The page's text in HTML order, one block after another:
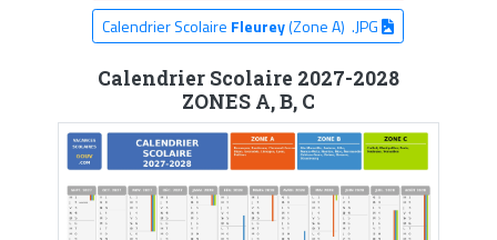
Calendrier Scolaire Fleurey(Zone A) .JPG
Calendrier Scolaire 2027-2028
ZONES A, B, C